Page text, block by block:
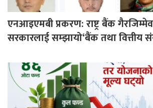
एनआइएमबी प्रकरण: राष्ट्र बैंक
सरकारलाई सम्झायो‘बैंक तथा वित्तीय